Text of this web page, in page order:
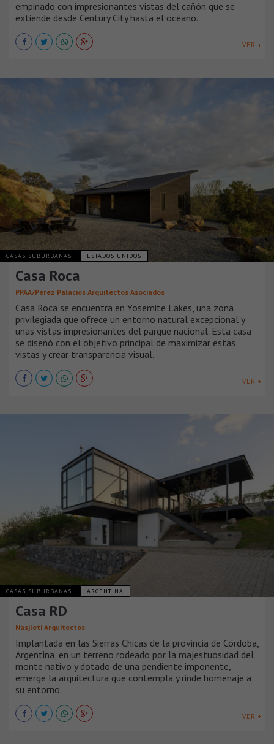
empinado con impresionantes vistas del cañón que se
extiende desde Century City hasta el océano.
VER +
CASAS SUBURBANAS ESTADOS UNIDOS
Casa Roca
PPAA/Pérez Palacios Arquitectos Asociados
Casa Roca se encuentra en Yosemite Lakes, una zona
privilegiada que ofrece un entorno natural excepcional y
unas vistas impresionantes del parque nacional. Esta casa
se diseñó con el objetivo principal de maximizar estas
vistas y crear transparencia visual.
VER +
CASAS SUBURBANAS ARGENTINA
Casa RD
Nasjleti Arquitectos
Implantada en las Sierras Chicas de la provincia de Córdoba,
Argentina, en un terreno rodeado por la majestuosidad del
monte nativo y dotado de una pendiente imponente,
emerge la arquitectura que contempla y rinde homenaje a
su entorno.
VER +